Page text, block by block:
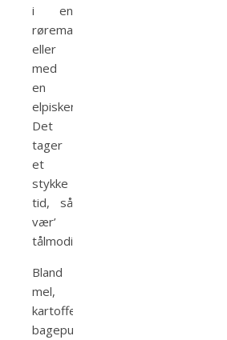
i en
røremaskine
eller
med
en
elpisker.
Det
tager
et
stykke
tid, så
vær’
tålmodig.
Bland
mel,
kartoffelmel,
bagepulver